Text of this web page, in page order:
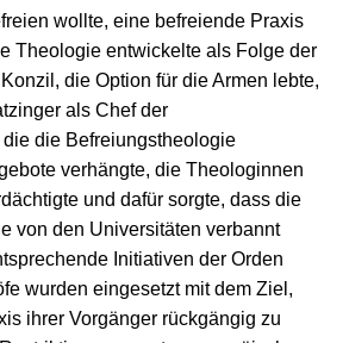
wollte, eine befreiende Praxis
Theologie entwickelte als Folge der
die Option für die Armen lebte,
als Chef der
die Befreiungstheologie
verhängte, die Theologinnen
und dafür sorgte, dass die
von den Universitäten verbannt
Initiativen der Orden
wurden eingesetzt mit dem Ziel,
ihrer Vorgänger rückgängig zu